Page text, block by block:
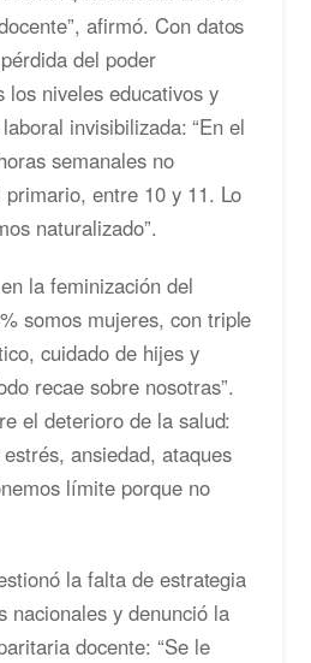
afirmó. Con datos
del poder
los niveles educativos y
invisibilizada: “En el
semanales no
entre 10 y 11. Lo
naturalizado”.
la feminización del
somos mujeres, con triple
cuidado de hijes y
recae sobre nosotras”.
el deterioro de la salud:
ansiedad, ataques
límite porque no
la falta de estrategia
nacionales y denunció la
docente: “Se le